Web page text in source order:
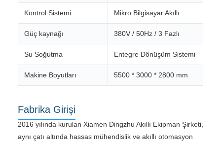
Kontrol Sistemi Mikro Bilgisayar Akıllı
Güç kaynağı 380V / 50Hz / 3 Fazlı
Su Soğutma Entegre Dönüşüm Sistemi
Makine Boyutları 5500 * 3000 * 2800 mm
Fabrika Girişi
2016 yılında kurulan Xiamen Dingzhu Akıllı Ekipman Şirketi,
aynı çatı altında hassas mühendislik ve akıllı otomasyon